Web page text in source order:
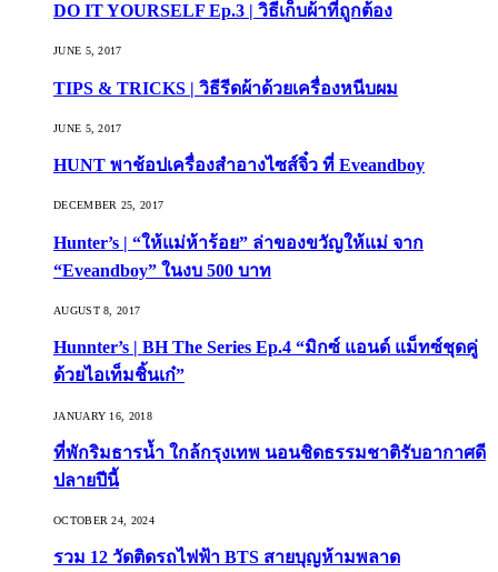
DO IT YOURSELF Ep.3 | วิธีเก็บผ้าที่ถูกต้อง
JUNE 5, 2017
TIPS & TRICKS | วิธีรีดผ้าด้วยเครื่องหนีบผม
JUNE 5, 2017
HUNT พาช้อปเครื่องสำอางไซส์จิ๋ว ที่ Eveandboy
DECEMBER 25, 2017
Hunter’s | “ให้แม่ห้าร้อย” ล่าของขวัญให้แม่ จาก
“Eveandboy” ในงบ 500 บาท
AUGUST 8, 2017
Hunnter’s | BH The Series Ep.4 “มิกซ์ แอนด์ แม็ทซ์ชุดคู่
ด้วยไอเท็มชิ้นเก๋”
JANUARY 16, 2018
ที่พักริมธารน้ำ ใกล้กรุงเทพ นอนชิดธรรมชาติรับอากาศดี
ปลายปีนี้
OCTOBER 24, 2024
รวม 12 วัดติดรถไฟฟ้า BTS สายบุญห้ามพลาด